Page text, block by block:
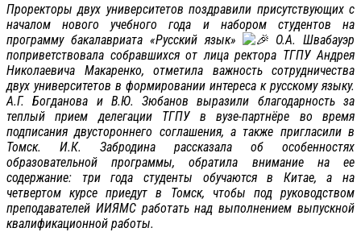
Проректоры двух университетов поздравили присутствующих с
началом нового учебного года и набором студентов на
программу бакалавриата «Русский язык»
О.А. Швабауэр
поприветствовала собравшихся от лица ректора ТГПУ Андрея
Николаевича Макаренко, отметила важность сотрудничества
двух университетов в формировании интереса к русскому языку.
А.Г. Богданова и В.Ю. Зюбанов выразили благодарность за
теплый прием делегации ТГПУ в вузе-партнëре во время
подписания двустороннего соглашения, а также пригласили в
Томск. И.К. Забродина рассказала об особенностях
образовательной программы, обратила внимание на ее
содержание: три года студенты обучаются в Китае, а на
четвертом курсе приедут в Томск, чтобы под руководством
преподавателей ИИЯМС работать над выполнением выпускной
квалификационной работы.